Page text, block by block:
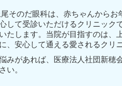
そのだ眼科は、赤ちゃんからお
して受診いただけるクリニック
たします。当院が目指すのは、
、安心して通える愛されるクリ
みがあれば、医療法人社団新穂
い。